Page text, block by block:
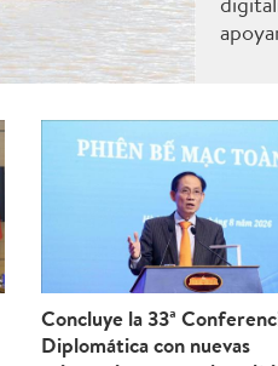
Concluye la 33ª
Diplomática con nuevas